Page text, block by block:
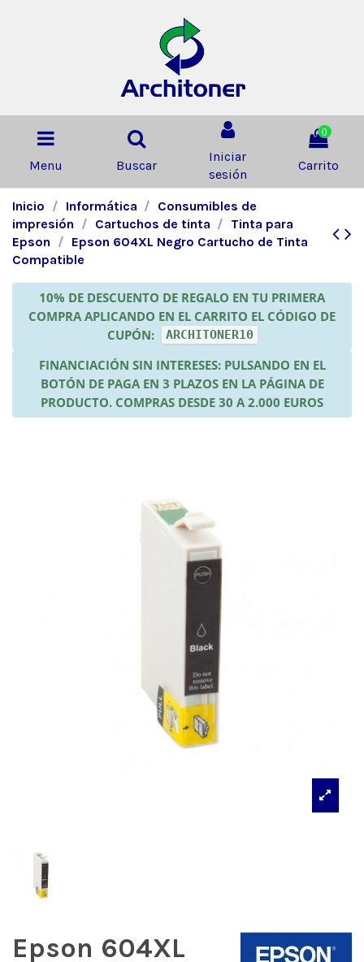
Menu Buscar
Iniciar
sesión
0
Carrito
Inicio Informática
Consumibles de
impresión
Cartuchos de tinta
Tinta para
Epson
Epson 604XL Negro Cartucho de Tinta
Compatible
10% DE DESCUENTO DE REGALO EN TU PRIMERA
COMPRA APLICANDO EN EL CARRITO EL CÓDIGO DE
CUPÓN:
ARCHITONER10
FINANCIACIÓN SIN INTERESES: PULSANDO EN EL
BOTÓN DE PAGA EN 3 PLAZOS EN LA PÁGINA DE
PRODUCTO. COMPRAS DESDE 30 A 2.000 EUROS
Epson 604XL